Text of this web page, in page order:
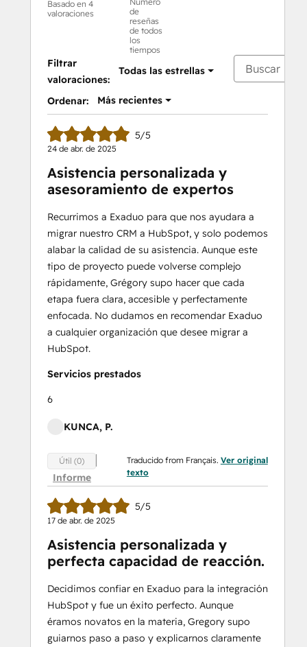
Basado en 4
valoraciones
de
reseñas
de todos
los
tiempos
Filtrar
valoraciones:
Todas las estrellas
Ordenar: Más recientes
5/5
24 de abr. de 2025
Asistencia personalizada y
asesoramiento de expertos
Recurrimos a Exaduo para que nos ayudara a
migrar nuestro CRM a HubSpot, y solo podemos
alabar la calidad de su asistencia. Aunque este
tipo de proyecto puede volverse complejo
rápidamente, Grégory supo hacer que cada
etapa fuera clara, accesible y perfectamente
enfocada. No dudamos en recomendar Exaduo
a cualquier organización que desee migrar a
HubSpot.
Servicios prestados
6
KUNCA, P.
Útil (0)
Informe
Traducido from Français. Ver original
texto
5/5
17 de abr. de 2025
Asistencia personalizada y
perfecta capacidad de reacción.
Decidimos confiar en Exaduo para la integración
HubSpot y fue un éxito perfecto. Aunque
éramos novatos en la materia, Gregory supo
guiarnos paso a paso y explicarnos claramente